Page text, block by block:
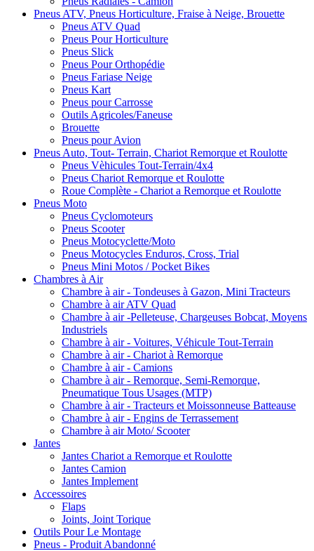
Pneus ATV, Pneus Horticulture, Fraise à Neige, Brouette
Pneus ATV Quad
Pneus Pour Horticulture
Pneus Slick
Pneus Pour Orthopédie
Pneus Fariase Neige
Pneus Kart
Pneus pour Carrosse
Outils Agricoles/Faneuse
Brouette
Pneus pour Avion
Pneus Auto, Tout- Terrain, Chariot Remorque et Roulotte
Pneus Vèhicules Tout-Terrain/4x4
Pneus Chariot Remorque et Roulotte
Roue Complète - Chariot a Remorque et Roulotte
Pneus Moto
Pneus Cyclomoteurs
Pneus Scooter
Pneus Motocyclette/Moto
Pneus Motocycles Enduros, Cross, Trial
Pneus Mini Motos / Pocket Bikes
Chambres à Air
Chambre à air - Tondeuses à Gazon, Mini Tracteurs
Chambre à air ATV Quad
Chambre à air -Pelleteuse, Chargeuses Bobcat, Moyens
Industriels
Chambre à air - Voitures, Véhicule Tout-Terrain
Chambre à air - Chariot à Remorque
Chambre à air - Camions
Chambre à air - Remorque, Semi-Remorque,
Pneumatique Tous Usages (MTP)
Chambre à air - Tracteurs et Moissonneuse Batteause
Chambre à air - Engins de Terrassement
Chambre à air Moto/ Scooter
Jantes
Jantes Chariot a Remorque et Roulotte
Jantes Camion
Jantes Implement
Accessoires
Flaps
Joints, Joint Torique
Outils Pour Le Montage
Pneus - Produit Abandonné